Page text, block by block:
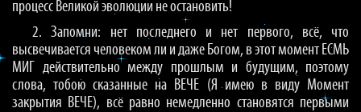
процесс Великой эволюции не остановить!
2. Запомни: нет последнего и нет первого, всё, что
высвечивается человеком ли и даже Богом, в этот момент ЕСМЬ
МИГ действительно между прошлым и будущим, поэтому
слова, тобою сказанные на ВЕЧЕ (Я имею в виду Момент
закрытия ВЕЧЕ), всё равно немедленно становятся первыми